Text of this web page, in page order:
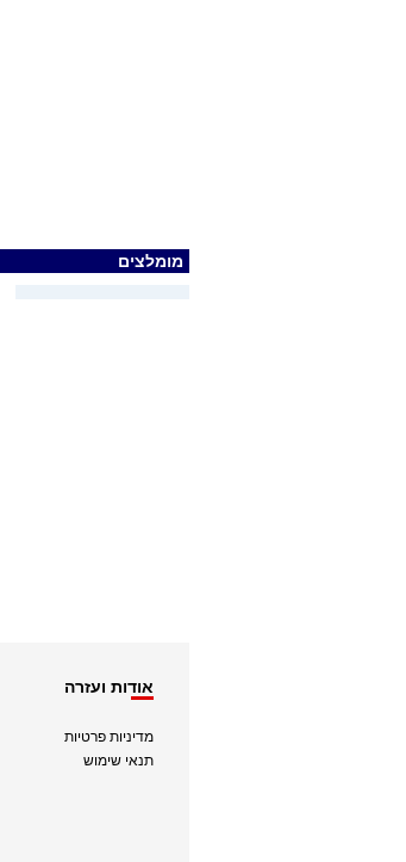
מומלצים
אודות ועזרה
מדיניות פרטיות
תנאי שימוש